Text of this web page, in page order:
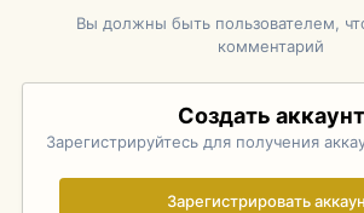
Вы должны быть пользователем,
комментарий
Создать аккаунт
Зарегистрируйтесь для получения
Зарегистрировать